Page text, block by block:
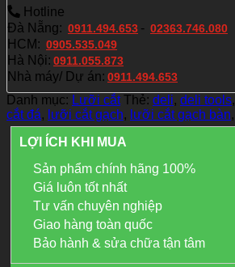
Hotline
Đà Nẵng: 0911.494.653 - 02363.746.080
HCM: 0905.535.049
Hà Nội: 0911.055.873
Nhà máy/ Dự án: 0911.494.653
Danh mục: Lưỡi cắt Thẻ: deli, deli tools,
cắt đá, lưỡi cắt gạch, lưỡi cắt gạch bàn,
LỢI ÍCH KHI MUA
Sản phẩm chính hãng 100%
Giá luôn tốt nhất
Tư vấn chuyên nghiệp
Giao hàng toàn quốc
Bảo hành & sửa chữa tận tâm